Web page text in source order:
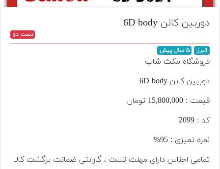
تجهیزات
مکث
افزودن
دست
قیمت
دوربین کانن 6D body
دست دو
البرز ۵ سال پیش
فروشگاه مکث شاپ
دوربین کانن 6D body
قیمت : 15,800,000 تومان
کد : 2099
نمره تمیزی : 95%
تمامی اجناس دارای مهلت تست ، گارانتی ضمانت برگشت کالا